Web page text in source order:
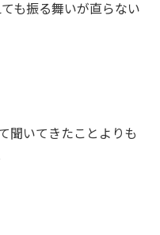
も振る舞いが直らない
聞いてきたことよりも